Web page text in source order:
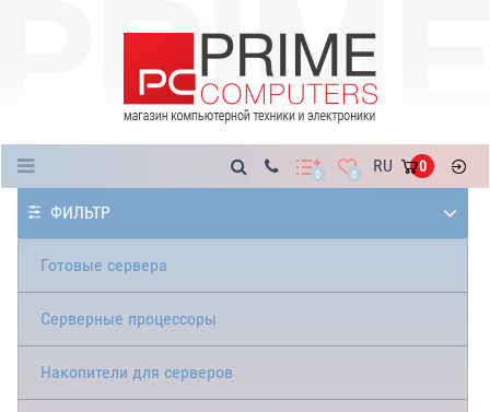
0 0 RU 0
ФИЛЬТР
Готовые сервера
Серверные процессоры
Накопители для серверов